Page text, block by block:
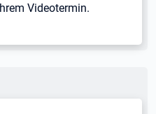
Videotermin.